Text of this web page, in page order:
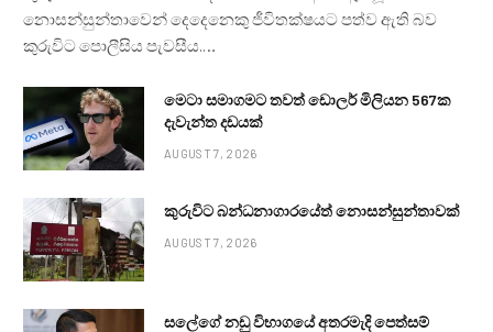
නොසන්සුන්තාවෙන් දෙදෙනෙකු ජීවිතක්ෂයට පත්ව ඇති බව
කුරුවිට පොලීසිය පැවසීය.…
මෙටා සමාගමට තවත් ඩොලර් මිලියන 567ක
දැවැන්ත දඩයක්
AUGUST 7, 2026
කුරුවිට බන්ධනාගාරයේත් නොසන්සුන්තාවක්
AUGUST 7, 2026
සලේගේ නඩු විභාගයේ අතරමැදි පෙත්සම්